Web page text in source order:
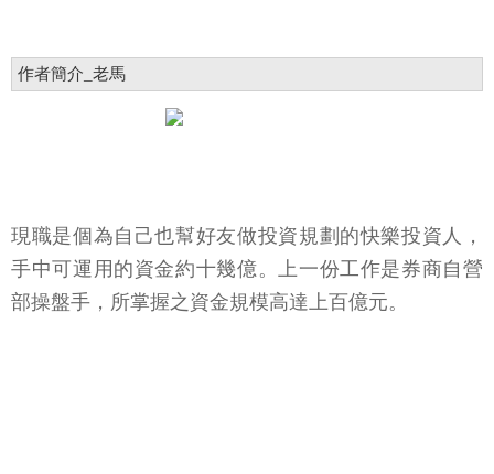
作者簡介_老馬
現職是個為自己也幫好友做投資規劃的快樂投資人，
手中可運用的資金約十幾億。上一份工作是券商自營
部操盤手，所掌握之資金規模高達上百億元。